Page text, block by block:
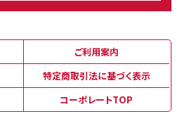
ご利用案内
特定商取引法に基づく表示
コーポレートTOP